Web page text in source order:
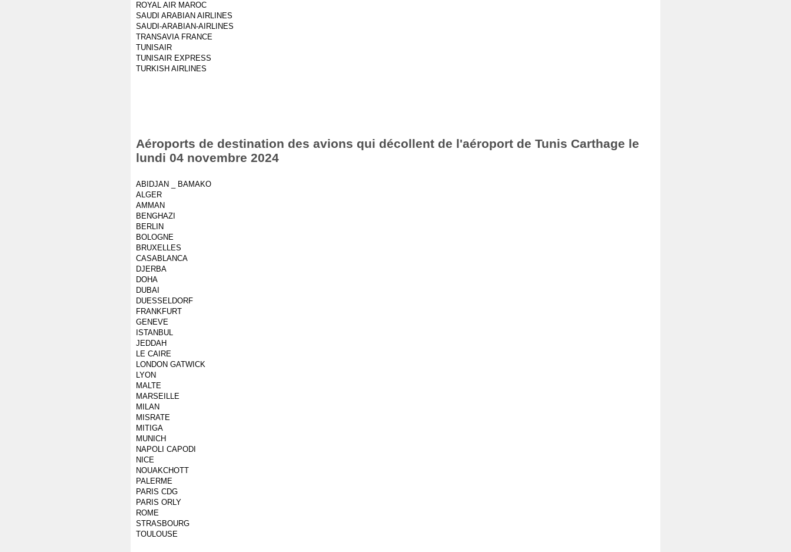
ROYAL AIR MAROC
SAUDI ARABIAN AIRLINES
SAUDI-ARABIAN-AIRLINES
TRANSAVIA FRANCE
TUNISAIR
TUNISAIR EXPRESS
TURKISH AIRLINES
Aéroports de destination des avions qui décollent de l'aéroport de Tunis Carthage le
lundi 04 novembre 2024
ABIDJAN _ BAMAKO
ALGER
AMMAN
BENGHAZI
BERLIN
BOLOGNE
BRUXELLES
CASABLANCA
DJERBA
DOHA
DUBAI
DUESSELDORF
FRANKFURT
GENEVE
ISTANBUL
JEDDAH
LE CAIRE
LONDON GATWICK
LYON
MALTE
MARSEILLE
MILAN
MISRATE
MITIGA
MUNICH
NAPOLI CAPODI
NICE
NOUAKCHOTT
PALERME
PARIS CDG
PARIS ORLY
ROME
STRASBOURG
TOULOUSE